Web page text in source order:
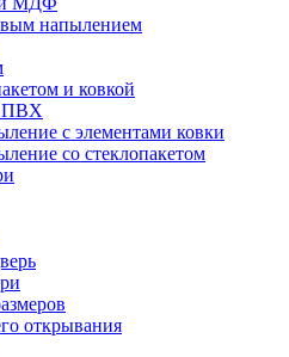
напылением
и ковкой
ПВХ
с элементами ковки
со стеклопакетом
открывания